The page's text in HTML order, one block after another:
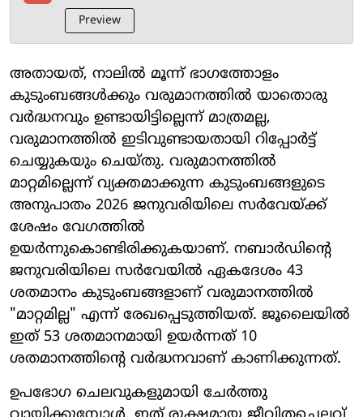
Preview
അതായത്, നാലിൽ മൂന്ന് ഭാഗത്തോളം
കുടുംബങ്ങൾക്കും വരുമാനത്തിൽ യാതൊരു
വർദ്ധനവും ഉണ്ടായിട്ടില്ലെന്ന് മാത്രമല്ല,
വരുമാനത്തിൽ ഇടിവുണ്ടായതായി റിപ്പോർട്ട്
ചെയ്യുകയും ചെയ്തു. വരുമാനത്തിൽ
മാറ്റമില്ലെന്ന് വ്യക്തമാക്കുന്ന കുടുംബങ്ങളുടെ
അനുപാതം 2026 ജനുവരിയിലെ സർവേയ്ക്ക്
ശേഷം വേഗത്തിൽ
ഉയർന്നുകൊണ്ടിരിക്കുകയാണ്. നബാർഡിന്റെ
ജനുവരിയിലെ സർവേയിൽ ഏകദേശം 43
ശതമാനം കുടുംബങ്ങളാണ് വരുമാനത്തിൽ
"മാറ്റമില്ല" എന്ന് രേഖപ്പെടുത്തിയത്. ജൂലൈയിൽ
ഇത് 53 ശതമാനമായി ഉയർന്നത് 10
ശതമാനത്തിന്റെ വർദ്ധനവാണ് കാണിക്കുന്നത്.
ഉപഭോഗ ചെലവുകളുമായി ചേർത്തു